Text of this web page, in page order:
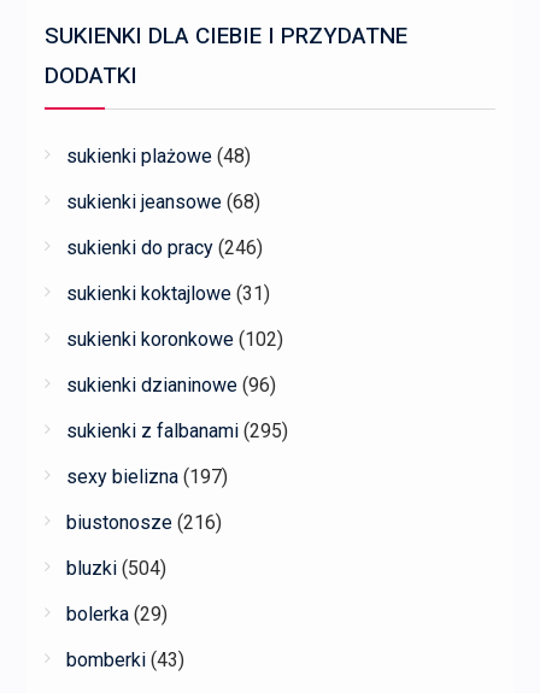
SUKIENKI DLA CIEBIE I PRZYDATNE
DODATKI
sukienki plażowe (48)
sukienki jeansowe (68)
sukienki do pracy (246)
sukienki koktajlowe (31)
sukienki koronkowe (102)
sukienki dzianinowe (96)
sukienki z falbanami (295)
sexy bielizna (197)
biustonosze (216)
bluzki (504)
bolerka (29)
bomberki (43)